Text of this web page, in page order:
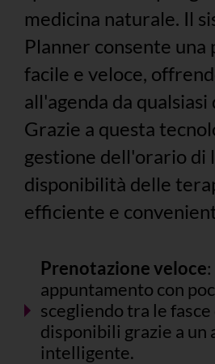
medicina naturale. Il
Planner consente una
facile e veloce,
all'agenda da
Grazie a questa
gestione dell'orario di
disponibilità delle
efficiente e
Prenotazione veloce
appuntamento con
scegliendo tra le
disponibili grazie a un
intelligente.